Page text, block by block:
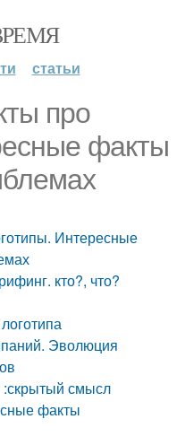
статьи
про
факты
Интересные
кто?, что?
Эволюция
:скрытый смысл
факты